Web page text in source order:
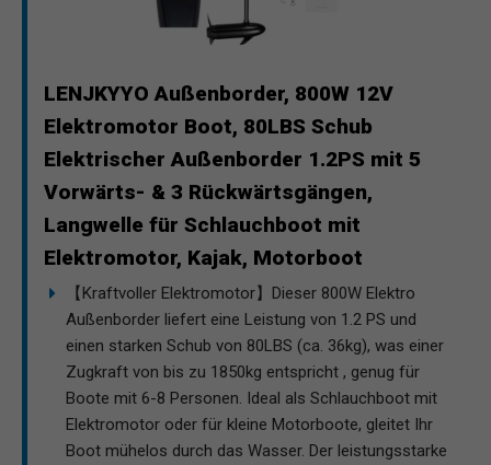
LENJKYYO Außenborder, 800W 12V
Elektromotor Boot, 80LBS Schub
Elektrischer Außenborder 1.2PS mit 5
Vorwärts- & 3 Rückwärtsgängen,
Langwelle für Schlauchboot mit
Elektromotor, Kajak, Motorboot
【Kraftvoller Elektromotor】Dieser 800W Elektro
Außenborder liefert eine Leistung von 1.2 PS und
einen starken Schub von 80LBS (ca. 36kg), was einer
Zugkraft von bis zu 1850kg entspricht , genug für
Boote mit 6-8 Personen. Ideal als Schlauchboot mit
Elektromotor oder für kleine Motorboote, gleitet Ihr
Boot mühelos durch das Wasser. Der leistungsstarke